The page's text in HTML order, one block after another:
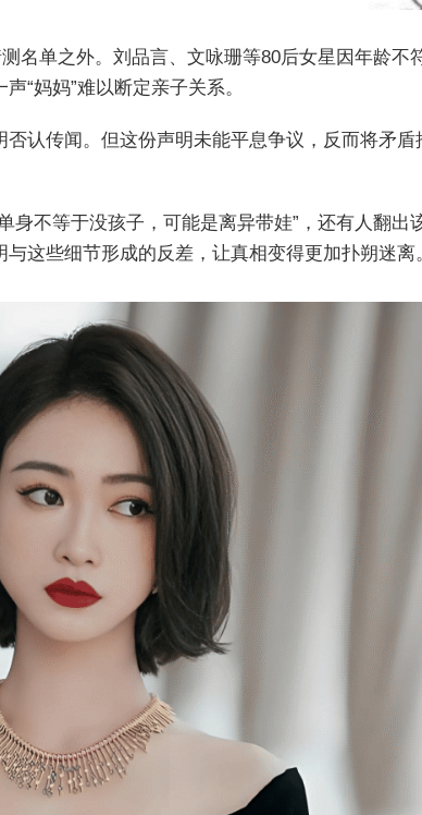
名单之外。刘品言、文咏珊等80后女星因年龄不
“妈妈”难以断定亲子关系。
认传闻。但这份声明未能平息争议，反而将矛
不等于没孩子，可能是离异带娃”，还有人翻出
这些细节形成的反差，让真相变得更加扑朔迷离